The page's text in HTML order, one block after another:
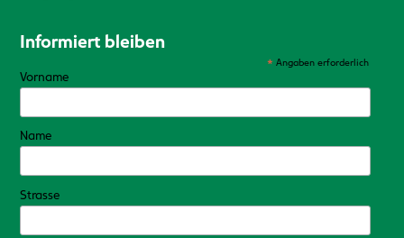
Informiert bleiben
* Angaben erforderlich
Vorname
Name
Strasse